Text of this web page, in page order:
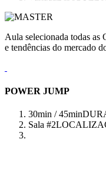
Aula selecionada todas as
e tendências do mercado
POWER JUMP
30min / 45min
Sala #2